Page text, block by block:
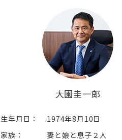
大園圭一郎
生年月日：
1974年8月10日
家族：
妻と娘と息子２人